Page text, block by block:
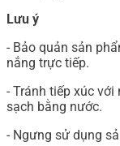
Lưu ý
- Bảo quản sản
nắng trực tiếp.
- Tránh tiếp xúc
sạch bằng nước.
- Ngưng sử dụng